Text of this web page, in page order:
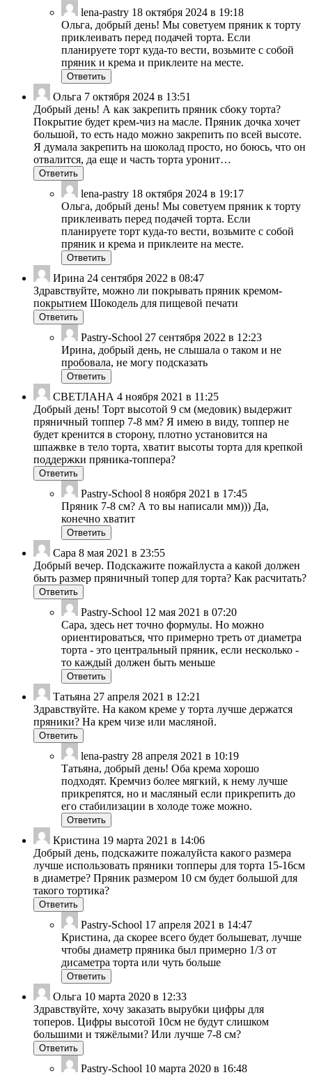
lena-pastry 18 октября 2024 в 19:18
Ольга, добрый день! Мы советуем пряник к торту
приклеивать перед подачей торта. Если
планируете торт куда-то вести, возьмите с собой
пряник и крема и приклеите на месте.
Ответить
Ольга 7 октября 2024 в 13:51
Добрый день! А как закрепить пряник сбоку торта?
Покрытие будет крем-чиз на масле. Пряник дочка хочет
большой, то есть надо можно закрепить по всей высоте.
Я думала закрепить на шоколад просто, но боюсь, что он
отвалится, да еще и часть торта уронит…
Ответить
lena-pastry 18 октября 2024 в 19:17
Ольга, добрый день! Мы советуем пряник к торту
приклеивать перед подачей торта. Если
планируете торт куда-то вести, возьмите с собой
пряник и крема и приклеите на месте.
Ответить
Ирина 24 сентября 2022 в 08:47
Здравствуйте, можно ли покрывать пряник кремом-
покрытием Шокодель для пищевой печати
Ответить
Pastry-School 27 сентября 2022 в 12:23
Ирина, добрый день, не слышала о таком и не
пробовала, не могу подсказать
Ответить
СВЕТЛАНА 4 ноября 2021 в 11:25
Добрый день! Торт высотой 9 см (медовик) выдержит
пряничный топпер 7-8 мм? Я имею в виду, топпер не
будет кренится в сторону, плотно установится на
шпажвке в тело торта, хватит высоты торта для крепкой
поддержки пряника-топпера?
Ответить
Pastry-School 8 ноября 2021 в 17:45
Пряник 7-8 см? А то вы написали мм))) Да,
конечно хватит
Ответить
Сара 8 мая 2021 в 23:55
Добрый вечер. Подскажите пожайлуста а какой должен
быть размер пряничный топер для торта? Как расчитать?
Ответить
Pastry-School 12 мая 2021 в 07:20
Сара, здесь нет точно формулы. Но можно
ориентироваться, что примерно треть от диаметра
торта - это центральный пряник, если несколько -
то каждый должен быть меньше
Ответить
Татьяна 27 апреля 2021 в 12:21
Здравствуйте. На каком креме у торта лучше держатся
пряники? На крем чизе или масляной.
Ответить
lena-pastry 28 апреля 2021 в 10:19
Татьяна, добрый день! Оба крема хорошо
подходят. Кремчиз более мягкий, к нему лучше
прикрепятся, но и масляный если прикрепить до
его стабилизации в холоде тоже можно.
Ответить
Кристина 19 марта 2021 в 14:06
Добрый день, подскажите пожалуйста какого размера
лучше использовать пряники топперы для торта 15-16см
в диаметре? Пряник размером 10 см будет большой для
такого тортика?
Ответить
Pastry-School 17 апреля 2021 в 14:47
Кристина, да скорее всего будет большеват, лучше
чтобы диаметр пряника был примерно 1/3 от
дисаметра торта или чуть больше
Ответить
Ольга 10 марта 2020 в 12:33
Здравствуйте, хочу заказать вырубки цифры для
топеров. Цифры высотой 10см не будут слишком
большими и тяжёлыми? Или лучше 7-8 см?
Ответить
Pastry-School 10 марта 2020 в 16:48